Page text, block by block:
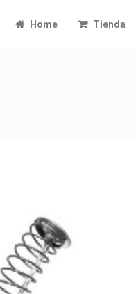
Home Tienda